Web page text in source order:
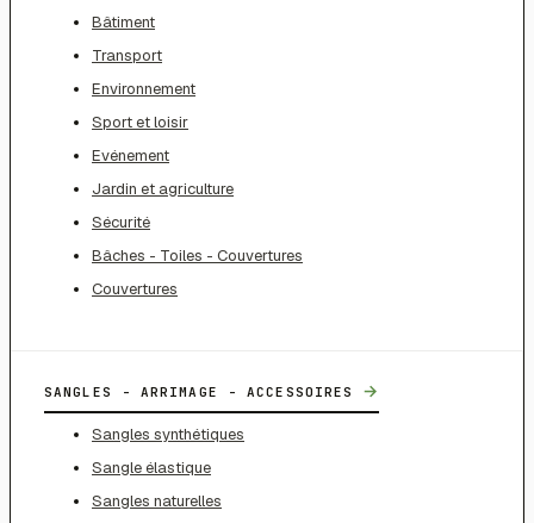
Bâtiment
Transport
Environnement
Sport et loisir
Evénement
Jardin et agriculture
Sécurité
Bâches - Toiles - Couvertures
Couvertures
SANGLES - ARRIMAGE - ACCESSOIRES →
Sangles synthétiques
Sangle élastique
Sangles naturelles